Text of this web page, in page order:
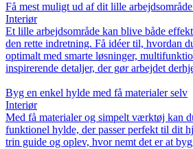
Få mest muligt ud af dit lille
Interiør
Et lille arbejdsområde kan blive både
den rette indretning. Få idéer til, hvordan
optimalt med smarte løsninger,
inspirerende detaljer, der gør arbejdet
Byg en enkel hylde med få materialer selv
Interiør
Med få materialer og simpelt værktøj kan
funktionel hylde, der passer perfekt til dit
trin guide og oplev, hvor nemt det er at